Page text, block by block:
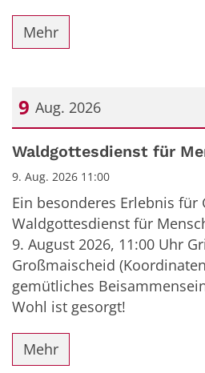
Mehr
9 Aug. 2026
Datum: 9. August 2026
Waldgottesdienst für
9. Aug. 2026 11:00
Ein besonderes Erlebnis für
Waldgottesdienst für
9. August 2026, 11:00 Uhr
Großmaischeid
gemütliches
Wohl ist gesorgt!
Mehr